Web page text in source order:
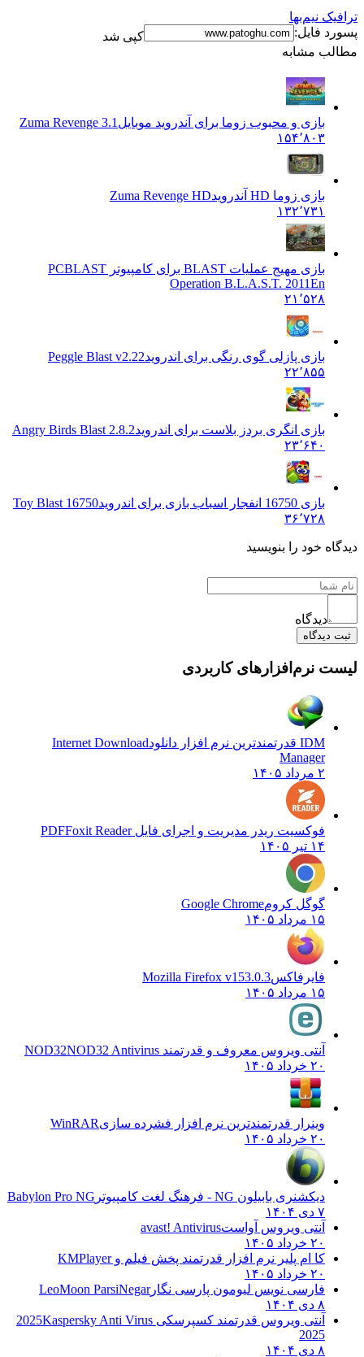
ترافیک نیم‌بها
پسورد فایل:
کپی شد
مطالب مشابه
بازی و محبوب زوما برای آندروید موبایل Zuma Revenge 3.1
۱۵۴٬۸۰۳
بازی زوما HD آندروید
Zuma Revenge HD
۱۳۲٬۷۳۱
بازی مهیج عملیات BLAST برای کامپیوتر PC
BLAST
Operation B.L.A.S.T. 2011En
۲۱٬۵۲۸
بازی پازلی گوی رنگی برای اندرویدPeggle Blast v2.22
۲۲٬۸۵۵
بازی انگری بردز بلاست برای اندرویدAngry Birds Blast 2.8.2
۲۳٬۶۴۰
بازی 16750 انفجار اسباب بازی برای اندروید
Toy Blast 16750
۳۶٬۷۲۸
دیدگاه خود را بنویسید
دیدگاه
ثبت دیدگاه
لیست نرم‌افزارهای کاربردی
IDM قدرتمندترین نرم افزار دانلود
Internet Download
Manager
۲ مرداد ۱۴۰۵
فوکسیت ریدر مدیریت و اجرای فایل PDFFoxit Reader
۱۴ تیر ۱۴۰۵
گوگل کرومGoogle Chrome
۱۵ مرداد ۱۴۰۵
فایرفاکسMozilla Firefox v153.0.3
۱۵ مرداد ۱۴۰۵
آنتی ویروس معروف و قدرتمند NOD32 NOD32 Antivirus
۲۰ خرداد ۱۴۰۵
وینرار قدرتمندترین نرم افزار فشرده سازیWinRAR
۲۰ خرداد ۱۴۰۵
دیکشنری بابیلون NG - فرهنگ لغت کامپیوتر
Babylon Pro NG
۷ دی ۱۴۰۴
آنتی ویروس آواستavast! Antivirus
۲۰ خرداد ۱۴۰۵
کا ام پلیر نرم افزار قدرتمند پخش فیلم وKMPlayer
۲۰ خرداد ۱۴۰۵
فارسی نویس لیومون پارسی نگارLeoMoon ParsiNegar
۸ دی ۱۴۰۴
آنتی ویروس قدرتمند کسپرسکی 2025 Kaspersky Anti Virus
2025
۸ دی ۱۴۰۴